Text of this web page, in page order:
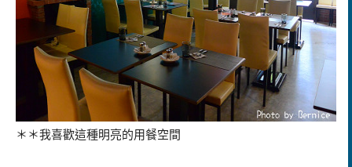
＊＊我喜歡這種明亮的用餐空間